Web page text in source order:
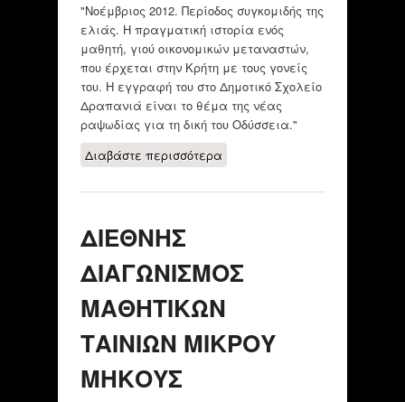
"Νοέμβριος 2012. Περίοδος συγκομιδής της
ελιάς. Η πραγματική ιστορία ενός
μαθητή, γιού οικονομικών μεταναστών,
που έρχεται στην Κρήτη με τους γονείς
του. Η εγγραφή του στο Δημοτικό Σχολείο
Δραπανιά είναι το θέμα της νέας
ραψωδίας για τη δική του Οδύσσεια."
Διαβάστε περισσότεραγια 3ος
ΔΗΜΟΤΙΚΟ
ΔΙΕΘΝΗΣ
ΔΙΑΓΩΝΙΣΜΟΣ
ΜΑΘΗΤΙΚΩΝ
ΤΑΙΝΙΩΝ ΜΙΚΡΟΥ
ΜΗΚΟΥΣ